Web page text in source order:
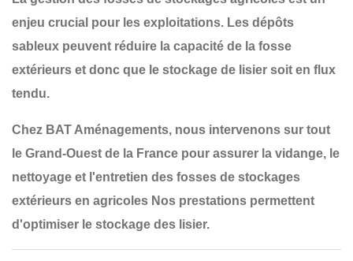
enjeu crucial pour les exploitations. Les dépôts
sableux peuvent réduire la capacité de la fosse
extérieurs et donc que le stockage de lisier soit en flux
tendu.
Chez BAT Aménagements, nous intervenons sur tout
le Grand-Ouest de la France pour assurer la vidange, le
nettoyage et l'entretien des fosses de stockages
extérieurs en agricoles Nos prestations permettent
d'optimiser le stockage des lisier.